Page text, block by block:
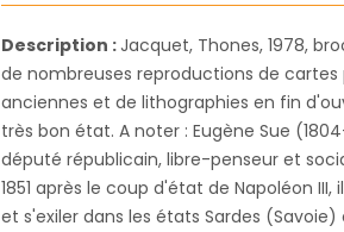
Description :Jacquet, Thones, 1978,
de nombreuses reproductions de cartes
anciennes et de lithographies en fin
très bon état. A noter : Eugène Sue
député républicain, libre-penseur et
1851 après le coup d'état de Napoléon III,
et s'exiler dans les états Sardes (Savoie)